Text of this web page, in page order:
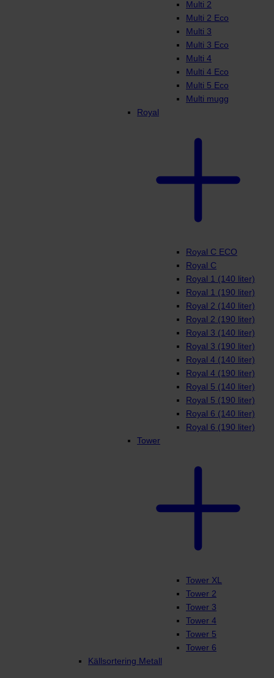
Multi 2
Multi 2 Eco
Multi 3
Multi 3 Eco
Multi 4
Multi 4 Eco
Multi 5 Eco
Multi mugg
Royal
Royal C ECO
Royal C
Royal 1 (140 liter)
Royal 1 (190 liter)
Royal 2 (140 liter)
Royal 2 (190 liter)
Royal 3 (140 liter)
Royal 3 (190 liter)
Royal 4 (140 liter)
Royal 4 (190 liter)
Royal 5 (140 liter)
Royal 5 (190 liter)
Royal 6 (140 liter)
Royal 6 (190 liter)
Tower
Tower XL
Tower 2
Tower 3
Tower 4
Tower 5
Tower 6
Källsortering Metall